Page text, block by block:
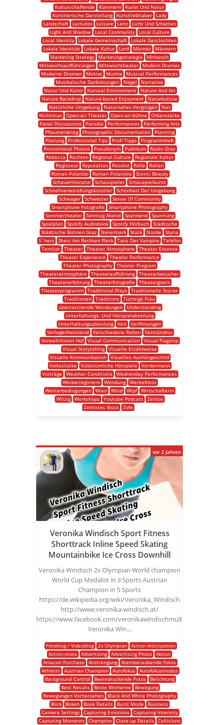
Kulturschaffende
Kümmern
Kunst Und Natur
Künstlerische Darstellung
Kunstliebhaber
Lady
Landschaft
Lectures Leisure Lenz
Licht Und Schatten
Light And Shadow
Local Community
Local Culture
Local Identity
Lokale Gemeinschaft
Lokale Geschichten
Lokale Identität
Lokale Kultur Lord Männer
Männern
Marketing Strategy
Marketingstrategie
Mittwoch
Mittwochsaufführungen
Mittwochtheater
Modern Dramas
Moderne Dramen
Motive Mumie
Musical Performances
Musikalische Darbietungen
Nägel
Narrative
Natur Und Kunst
Natural Environment
Nature And Art
Nature Backdrop
Nature-based Enjoyment
Naturkulisse
Natürliche Umgebung
Naturnahes Vergnügen
Naz
Nichtstun Open-air Theater Open-air-bühne
Orkanstärke
Panel Discussions
Parodie Performances
Performing Arts
Pflaumenkrieg
Photographic Documentation
Planning
Planung
Professional Tips Profi Tipps
Programmheft
Promotional Photos
Pseudonym Publikum
Radio Graz
Rebecca
Rechten Regional Culture
Regionale Kultur
Regisseur
Reputation Resolut Rolle
Rollen
Roman Polanski
Roman Polanskis
Scenic Beauty
Schauerliteratur Schauspieler Schauspielkunst
Schnellverwandlungskünstler
Schönheit Der Umgebung
Schwager
Schwester
Sense Of Community
Smartphone Fotografie
Smartphone Photography
Sommertheater
Sonntag Abend Spannend
Spannung
Spielplan Spotify Audiobook Spotify Hörbuch Städtische
Städtische Bühnen Graz
Steiermark Stück Stücke
Styria
S`herz
Sherz Am Rechten Fleck Tanz Der Vampire
Telefon
Tension
Theater Theater Atmosphere
Theater Essence
Theater Experience
Theater Performance
Theater Photography Theater Program
Theateratmosphäre
Theateraufführung Theaterbesucher
Theatererfahrung Theaterfotografie
Theatergoers
Theaterprogramm Traditional Plays Traditionelle Stücke
Traditionen Traditions Tüchtige Frau
überraschende Wendungen
Understanding
Unterhaltungs- Und Hörspielabteilung
Unterhaltungsabteilung
Veit
Verfilmungen
Verlegenheitskind
Verschiedene Rollen
Verständnis
Verwahrloster Hof
Visual Communication
Visual Flagship
Visual Storytelling
Visuelle Erzählweise
Visuelle Kommunikation Visuelles Aushängeschild
Volksstücke
Volkstümliche Hörspiele
Vordermann
Vorträge
Weather Conditions Wednesday Performances
Weiberregiment Wendung Werbefotos
Wetterbedingungen
Wien Wind Wipf
Wirtschafterin
Witzig
Workshops Youtube Podcast
Zeitlos
Zeitloses Stück Zofe
Veronika Windisch Sport Fitness
Shorttrack Inline Speed Skating
Mountainbike Ice Cross Downhill
Veronika Windisch 2x Olympian World champion
World Cup Medalist in 3 Sports Austrian
Champion in 5 Sports
https://de.wikipedia.org/wiki/Veronika_Windisch
http://www.veronika-windisch.at/
https://www.facebook.com/veronikawindischmultisport
Veronika Win...
Fotoblog / Videoblog 2x Olympian Action Anticipation
Action-shots Advertising Advertising Photo Aktion
Amazon Purchase
Anstrengung Atemberaubende Fotos
Athletin
Austrian Champion Autofokus
Autofokusmodus
Background Control
Beeindruckende Fotos
Belichtung
Best Results
Beste Momente
Bewegung
Bewegungen Vorhersehen
Black And White Photography
Blick
Bokeh Book Details Burst Mode
Business
Camera Settings
Capturing Emotions
Capturing Intensity
Capturing Moments Champion Close-up Details Collisions
vor 2 Jahren